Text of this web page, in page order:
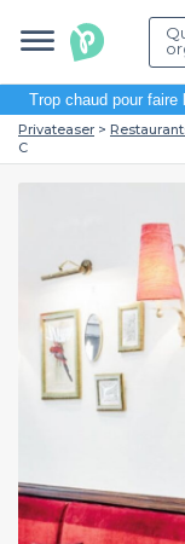
Trop chaud pour faire
Privateaser
C